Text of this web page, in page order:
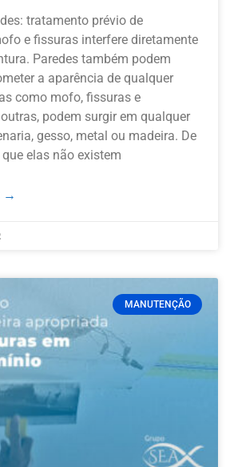
tratamento prévio de
e fissuras interfere diretamente
Paredes também podem
a aparência de qualquer
como mofo, fissuras e
podem surgir em qualquer
gesso, metal ou madeira. De
elas não existem
→
MANUTENÇÃO